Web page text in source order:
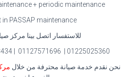
+ periodic maintenance
in PASSAP maintenance
للاستفسار اتصل بينا مركز
01225025360 | 01127571696 | 01014723434 | 01200373234
نحن نقدم خدمة صيانة محترفة من خلال